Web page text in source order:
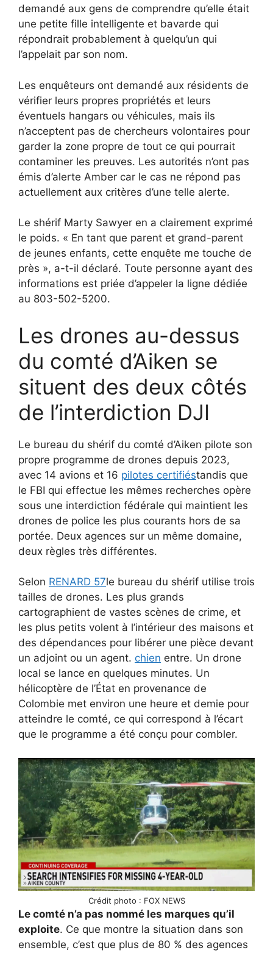
demandé aux gens de comprendre qu’elle était
une petite fille intelligente et bavarde qui
répondrait probablement à quelqu’un qui
l’appelait par son nom.
Les enquêteurs ont demandé aux résidents de
vérifier leurs propres propriétés et leurs
éventuels hangars ou véhicules, mais ils
n’acceptent pas de chercheurs volontaires pour
garder la zone propre de tout ce qui pourrait
contaminer les preuves. Les autorités n’ont pas
émis d’alerte Amber car le cas ne répond pas
actuellement aux critères d’une telle alerte.
Le shérif Marty Sawyer en a clairement exprimé
le poids. « En tant que parent et grand-parent
de jeunes enfants, cette enquête me touche de
près », a-t-il déclaré. Toute personne ayant des
informations est priée d’appeler la ligne dédiée
au 803-502-5200.
Les drones au-dessus
du comté d’Aiken se
situent des deux côtés
de l’interdiction DJI
Le bureau du shérif du comté d’Aiken pilote son
propre programme de drones depuis 2023,
avec 14 avions et 16 pilotes certifiéstandis que
le FBI qui effectue les mêmes recherches opère
sous une interdiction fédérale qui maintient les
drones de police les plus courants hors de sa
portée. Deux agences sur un même domaine,
deux règles très différentes.
Selon RENARD 57le bureau du shérif utilise trois
tailles de drones. Les plus grands
cartographient de vastes scènes de crime, et
les plus petits volent à l’intérieur des maisons et
des dépendances pour libérer une pièce devant
un adjoint ou un agent. chien entre. Un drone
local se lance en quelques minutes. Un
hélicoptère de l’État en provenance de
Colombie met environ une heure et demie pour
atteindre le comté, ce qui correspond à l’écart
que le programme a été conçu pour combler.
Crédit photo : FOX NEWS
Le comté n’a pas nommé les marques qu’il
exploite. Ce que montre la situation dans son
ensemble, c’est que plus de 80 % des agences